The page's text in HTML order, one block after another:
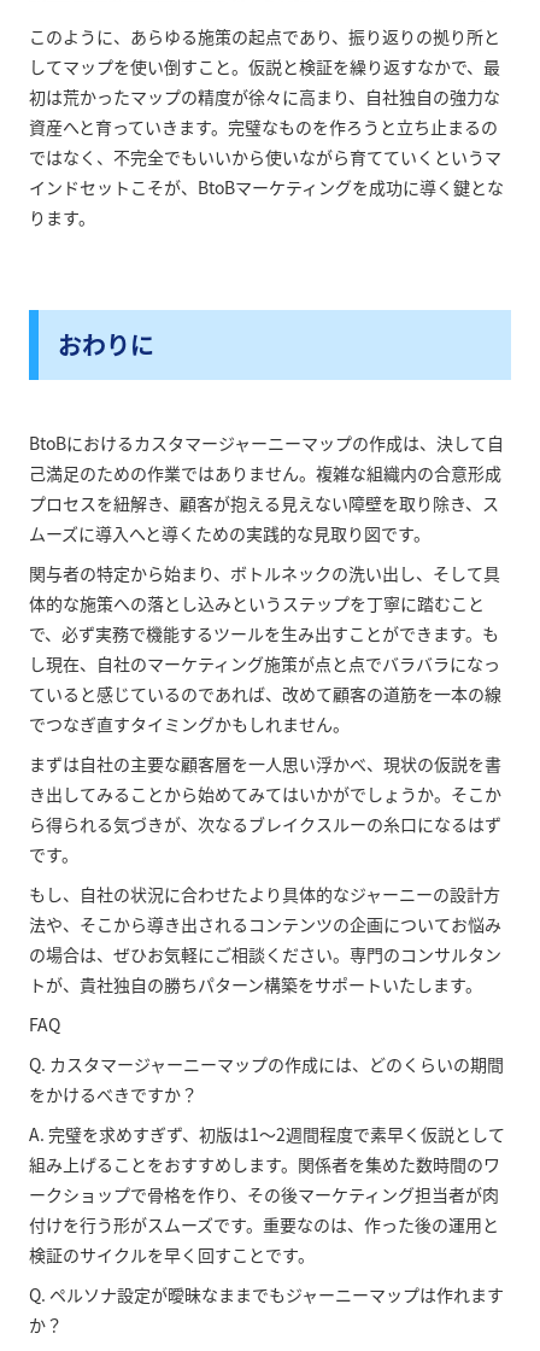
このように、あらゆる施策の起点であり、振り返りの拠り所と
してマップを使い倒すこと。仮説と検証を繰り返すなかで、最
初は荒かったマップの精度が徐々に高まり、自社独自の強力な
資産へと育っていきます。完璧なものを作ろうと立ち止まるの
ではなく、不完全でもいいから使いながら育てていくというマ
インドセットこそが、BtoBマーケティングを成功に導く鍵とな
ります。
おわりに
BtoBにおけるカスタマージャーニーマップの作成は、決して自
己満足のための作業ではありません。複雑な組織内の合意形成
プロセスを紐解き、顧客が抱える見えない障壁を取り除き、ス
ムーズに導入へと導くための実践的な見取り図です。
関与者の特定から始まり、ボトルネックの洗い出し、そして具
体的な施策への落とし込みというステップを丁寧に踏むこと
で、必ず実務で機能するツールを生み出すことができます。も
し現在、自社のマーケティング施策が点と点でバラバラになっ
ていると感じているのであれば、改めて顧客の道筋を一本の線
でつなぎ直すタイミングかもしれません。
まずは自社の主要な顧客層を一人思い浮かべ、現状の仮説を書
き出してみることから始めてみてはいかがでしょうか。そこか
ら得られる気づきが、次なるブレイクスルーの糸口になるはず
です。
もし、自社の状況に合わせたより具体的なジャーニーの設計方
法や、そこから導き出されるコンテンツの企画についてお悩み
の場合は、ぜひお気軽にご相談ください。専門のコンサルタン
トが、貴社独自の勝ちパターン構築をサポートいたします。
FAQ
Q. カスタマージャーニーマップの作成には、どのくらいの期間
をかけるべきですか？
A. 完璧を求めすぎず、初版は1〜2週間程度で素早く仮説として
組み上げることをおすすめします。関係者を集めた数時間のワ
ークショップで骨格を作り、その後マーケティング担当者が肉
付けを行う形がスムーズです。重要なのは、作った後の運用と
検証のサイクルを早く回すことです。
Q. ペルソナ設定が曖昧なままでもジャーニーマップは作れます
か？